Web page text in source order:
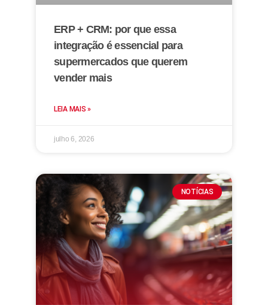
ERP + CRM: por que essa
integração é essencial para
supermercados que querem
vender mais
LEIA MAIS »
julho 6, 2026
NOTÍCIAS